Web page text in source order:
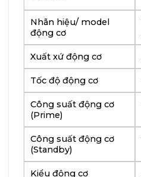
Nhãn hiệu/ model
động cơ
Xuất xứ động cơ
Tốc độ động cơ
Công suất động cơ
(Prime)
Công suất động cơ
(Standby)
Kiểu động cơ